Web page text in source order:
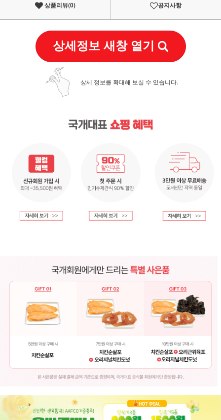
상품리뷰(0) 공지사항
상세정보 새창 열기
상세 정보를 확대해 보실 수 있습니다.